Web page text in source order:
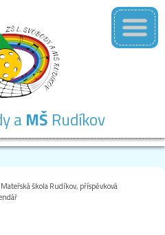
a MŠ Rudíkov
škola Rudíkov, příspěvková